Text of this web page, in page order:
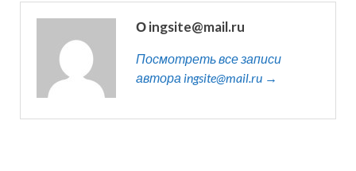
О ingsite@mail.ru
Посмотреть все записи
автора ingsite@mail.ru →